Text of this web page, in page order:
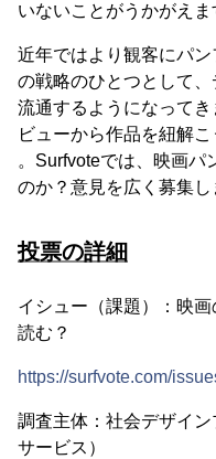
いないことがうかがえま
近年ではより観客にパ
の戦略のひとつとして
流通するようになって
ビューから作品を紐解
。Surfvoteでは、映画パ
のか？意見を広く募集し
投票の詳細
イシュー（課題）：映
読む？
https://surfvote.com/
調査主体：社会デザイ
サービス）